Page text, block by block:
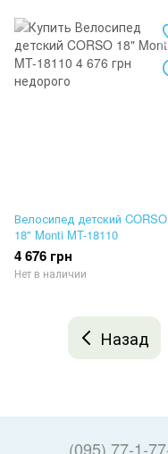
Велосипед детский CORSO
18" Monti MT-18110
4 676 грн
Нет в наличии
Назад
(095) 77-1-